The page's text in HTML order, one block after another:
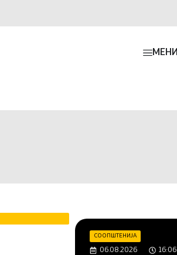
МЕНИ
СООПШТЕНИЈА
06.08.2026 16:06